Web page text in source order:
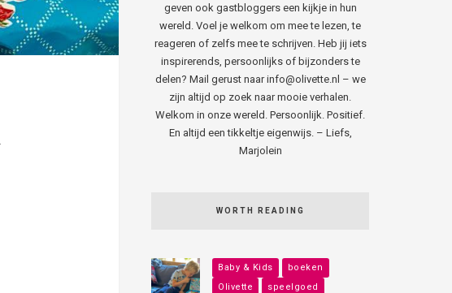
geven ook gastbloggers een kijkje in hun
wereld. Voel je welkom om mee te lezen, te
reageren of zelfs mee te schrijven. Heb jij iets
inspirerends, persoonlijks of bijzonders te
delen? Mail gerust naar info@olivette.nl – we
zijn altijd op zoek naar mooie verhalen.
Welkom in onze wereld. Persoonlijk. Positief.
En altijd een tikkeltje eigenwijs. – Liefs,
Marjolein
WORTH READING
Baby & Kids
boeken
Olivette
speelgoed